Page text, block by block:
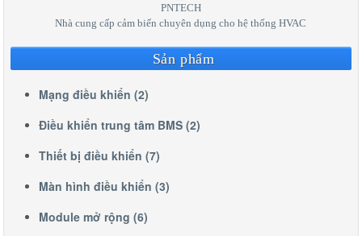
PNTECH
Nhà cung cấp cảm biến chuyên dụng cho hệ thống HVAC
Sản phẩm
Mạng điều khiển (2)
Điều khiển trung tâm BMS (2)
Thiết bị điều khiển (7)
Màn hình điều khiển (3)
Module mở rộng (6)